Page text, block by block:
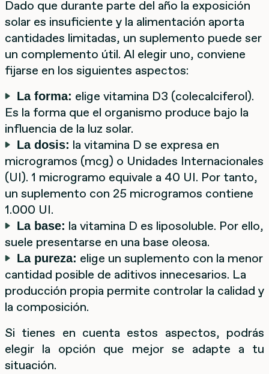
Dado que durante parte del año la exposición
solar es insuficiente y la alimentación aporta
cantidades limitadas, un suplemento puede ser
un complemento útil. Al elegir uno, conviene
fijarse en los siguientes aspectos:
La forma: elige vitamina D3 (colecalciferol).
Es la forma que el organismo produce bajo la
influencia de la luz solar.
La dosis: la vitamina D se expresa en
microgramos (mcg) o Unidades Internacionales
(UI). 1 microgramo equivale a 40 UI. Por tanto,
un suplemento con 25 microgramos contiene
1.000 UI.
La base: la vitamina D es liposoluble. Por ello,
suele presentarse en una base oleosa.
La pureza: elige un suplemento con la menor
cantidad posible de aditivos innecesarios. La
producción propia permite controlar la calidad y
la composición.
Si tienes en cuenta estos aspectos, podrás
elegir la opción que mejor se adapte a tu
situación.